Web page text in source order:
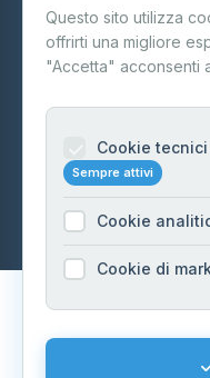
info@distributori-
© 2026 - Distributori di
Carpi
Dati forniti da
Questo sito utilizza
offrirti una migliore
"Accetta" acconsenti
Cookie
Sempre attivi
Cookie
Cookie di